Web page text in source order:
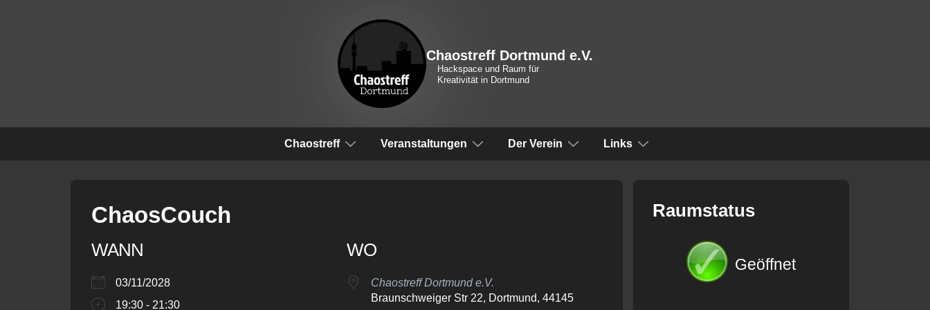
Chaostreff Dortmund e.V.
Hackspace und Raum für
Kreativität in Dortmund
Hauptnavigation
Chaostreff Veranstaltungen Der Verein Links
ChaosCouch
WANN
03/11/2028
19:30 - 21:30
WO
Chaostreff Dortmund e.V.
Braunschweiger Str 22, Dortmund, 44145
Raumstatus
Geöffnet